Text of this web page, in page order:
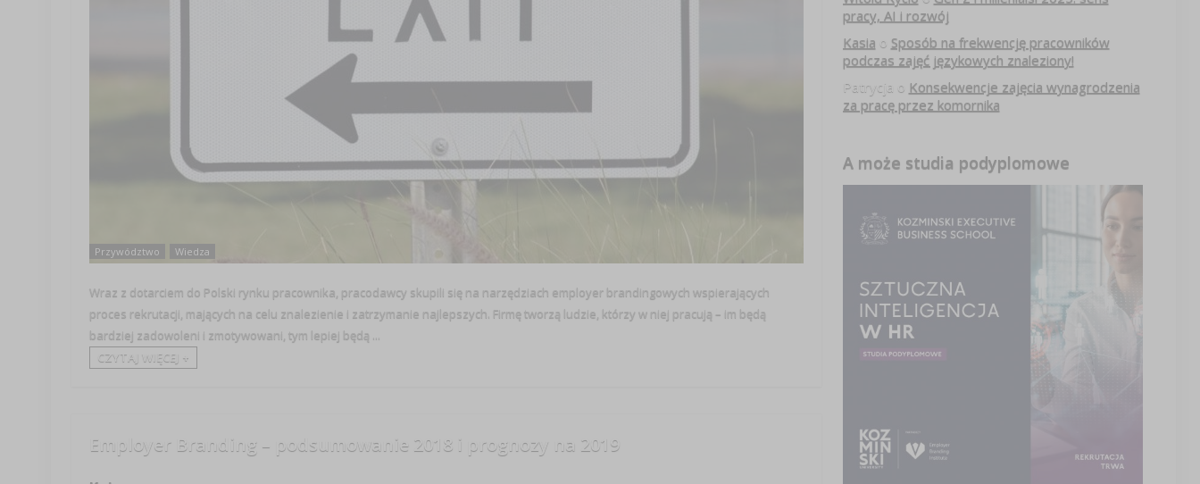
Przywództwo Wiedza
Wraz z dotarciem do Polski rynku pracownika, pracodawcy skupili się na narzędziach employer brandingowych wspierających
proces rekrutacji, mających na celu znalezienie i zatrzymanie najlepszych. Firmę tworzą ludzie, którzy w niej pracują – im będą
bardziej zadowoleni i zmotywowani, tym lepiej będą ...
CZYTAJ WIĘCEJ +
Employer Branding – podsumowanie 2018 i prognozy na 2019
pracy, AI i rozwój
Kasia o Sposób na frekwencję pracowników
podczas zajęć językowych znaleziony!
Patrycja o Konsekwencje zajęcia wynagrodzenia
za pracę przez komornika
A może studia podyplomowe